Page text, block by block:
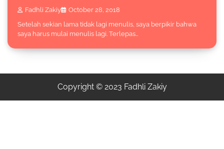
Fadhli Zakiy
October 28, 2018
Setelah sekian lama tidak lagi menulis, saya berpikir bahwa
saya harus mulai menulis lagi. Terlepas…